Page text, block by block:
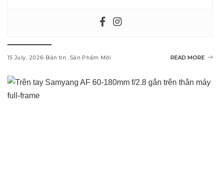
15 July, 2026 Bản tin Sản Phẩm Mới READ MORE